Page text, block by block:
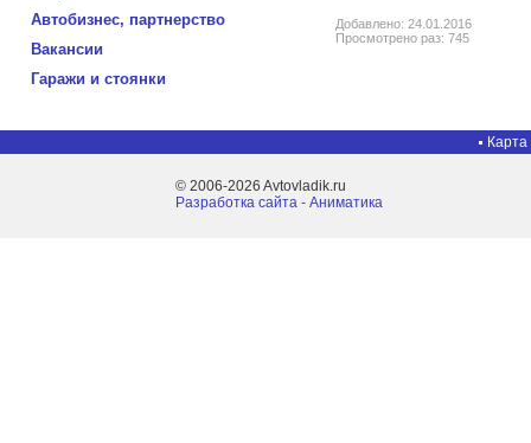
Автобизнес, партнерство
Вакансии
Гаражи и стоянки
Добавлено: 24.01.2016
Просмотрено раз: 745
Карта
© 2006-2026 Avtovladik.ru
Разработка сайта - Aниматика